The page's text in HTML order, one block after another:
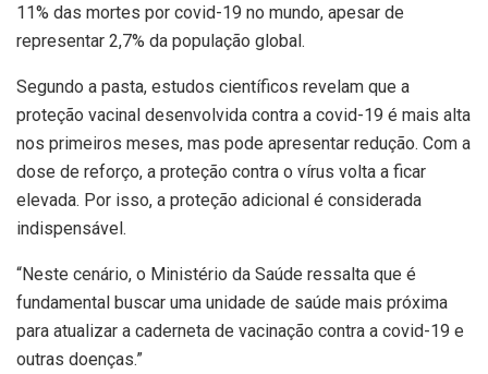
11% das mortes por covid-19 no mundo, apesar de
representar 2,7% da população global.
Segundo a pasta, estudos científicos revelam que a
proteção vacinal desenvolvida contra a covid-19 é mais alta
nos primeiros meses, mas pode apresentar redução. Com a
dose de reforço, a proteção contra o vírus volta a ficar
elevada. Por isso, a proteção adicional é considerada
indispensável.
“Neste cenário, o Ministério da Saúde ressalta que é
fundamental buscar uma unidade de saúde mais próxima
para atualizar a caderneta de vacinação contra a covid-19 e
outras doenças.”